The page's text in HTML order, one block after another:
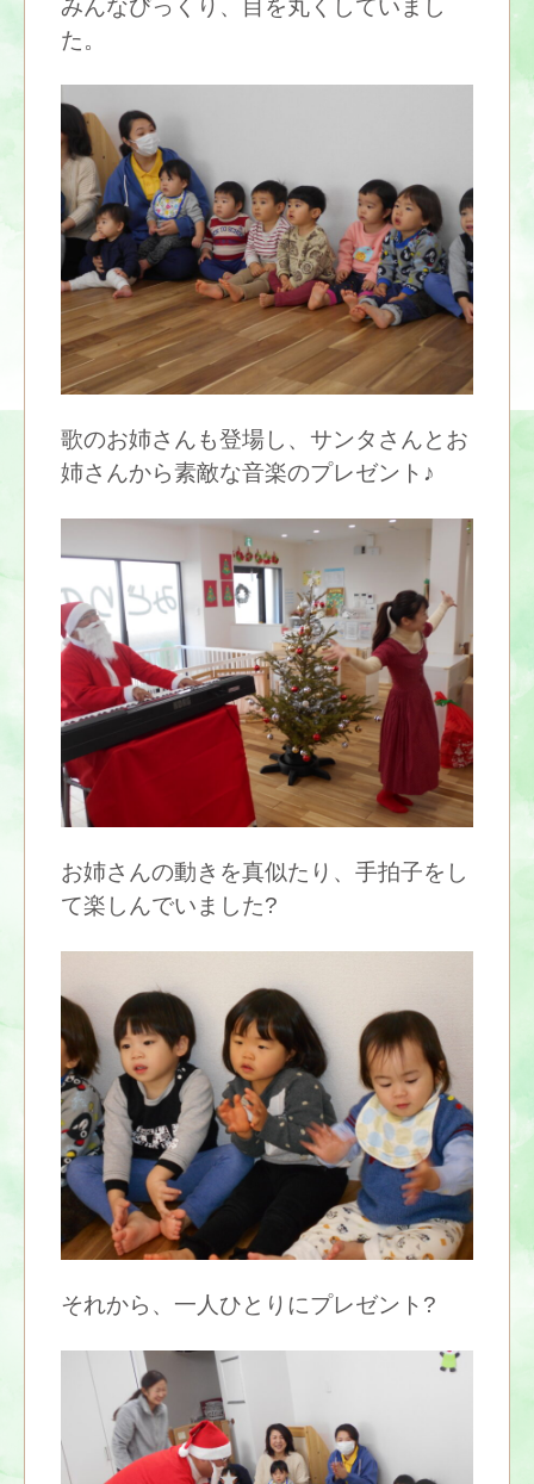
みんなびっくり、目を丸くしていまし
た。
歌のお姉さんも登場し、サンタさんとお
姉さんから素敵な音楽のプレゼント♪
お姉さんの動きを真似たり、手拍子をし
て楽しんでいました?
それから、一人ひとりにプレゼント?